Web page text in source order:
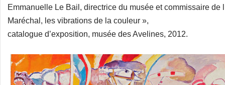
Emmanuelle Le Bail, directrice du musée et commissaire de
Maréchal, les vibrations de la couleur »,
catalogue d’exposition, musée des Avelines, 2012.